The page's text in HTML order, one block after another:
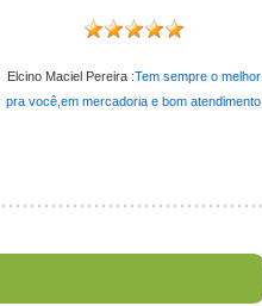
Elcino Maciel Pereira :Tem sempre o melhor
pra você,em mercadoria e bom atendimento